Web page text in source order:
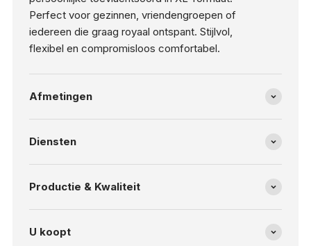
Perfect voor gezinnen, vriendengroepen of
iedereen die graag royaal ontspant. Stijlvol,
flexibel en compromisloos comfortabel.
Afmetingen
Diensten
Productie & Kwaliteit
U koopt